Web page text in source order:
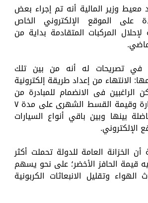
معيط وزير المالية أنه تم إجراء بعض
على الموقع الإلكتروني الخاص
لإحلال المركبات المتقادمة بداية من
في تصريحات له أنه من بين تلك
الانتهاء من إعداد طريقة إلكترونية
الراغبين فى الانضمام للمبادرة من
معرفة سعر السيارة وقيمة القسط الشهرى على مدة ٧
بينها وبين باقي أنواع السيارات
الإلكتروني.
أن الخزانة العامة للدولة تحملت أكثر
جنيه قيمة الحافز الأخضر؛ على نحو يسهم
وتقليل الانبعاثات الكربونية